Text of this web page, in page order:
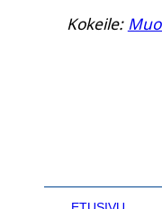
Kokeile: